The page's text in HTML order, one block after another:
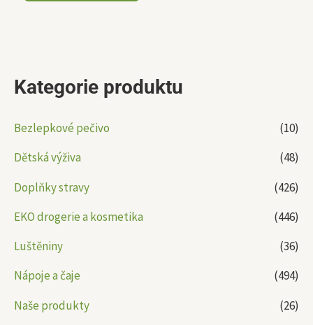
Kategorie produktu
Bezlepkové pečivo
(10)
Dětská výživa
(48)
Doplňky stravy
(426)
EKO drogerie a kosmetika
(446)
Luštěniny
(36)
Nápoje a čaje
(494)
Naše produkty
(26)